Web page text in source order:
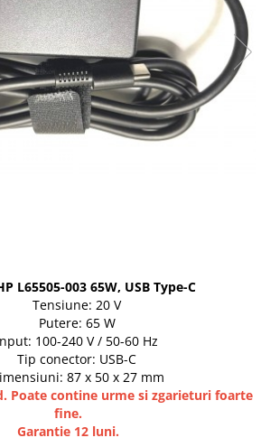
refurbished
Refurbished
RENEW
L65505-003 65W, USB Type-C
Tensiune: 20 V
Putere: 65 W
100-240 V / 50-60 Hz
Tip conector: USB-C
87 x 50 x 27 mm
Poate contine urme si zgarieturi foarte
fine.
Garantie 12 luni.